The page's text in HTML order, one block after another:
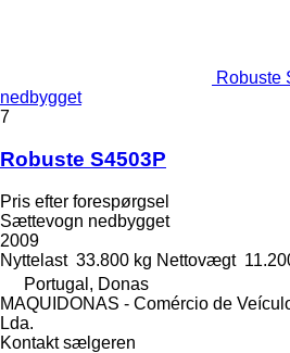
Robuste
nedbygget
7
Robuste S4503P
Pris efter forespørgsel
Sættevogn nedbygget
2009
Nyttelast 33.800 kg Nettovægt
Portugal, Donas
MAQUIDONAS - Comércio de
Lda.
Kontakt sælgeren